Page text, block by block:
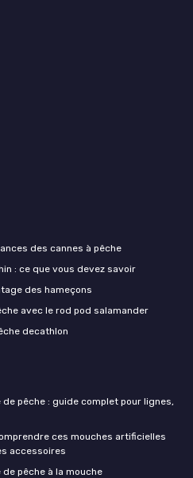
des cannes à pêche
: ce que vous devez savoir
des hameçons
avec le rod pod salamander
decathlon
pêche : guide complet pour lignes,
ces mouches artificielles
accessoires
pêche à la mouche